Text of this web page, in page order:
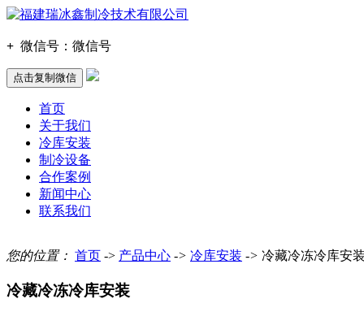
+ 微信号： 微信号
点击复制微信
首页
关于我们
冷库安装
制冷设备
合作案例
新闻中心
联系我们
您的位置： 首页 -> 产品中心 -> 冷库安装 -> 冷藏冷冻冷库安
冷藏冷冻冷库安装